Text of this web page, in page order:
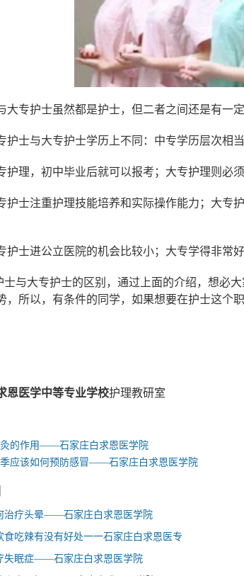
大专护士虽然都是护士，但二者之间还是有一
士与大专护士学历上不同：中专学历层次相当
理，初中毕业后就可以报考；大专护理则必须
士注重护理技能培养和实际操作能力；大专
士进公立医院的机会比较小；大专学得非常好
大专护士的区别，通过上面的介绍，想必大
，所以，有条件的同学，如果想要在护士这个
恩医学中等专业学校护理教研室
的作用——石家庄白求恩医学院
应该如何预防感冒——石家庄白求恩医学院
治疗头晕——石家庄白求恩医学院
食吃辣有没有好处一一石家庄白求恩医专
失眠症——石家庄白求恩医学院